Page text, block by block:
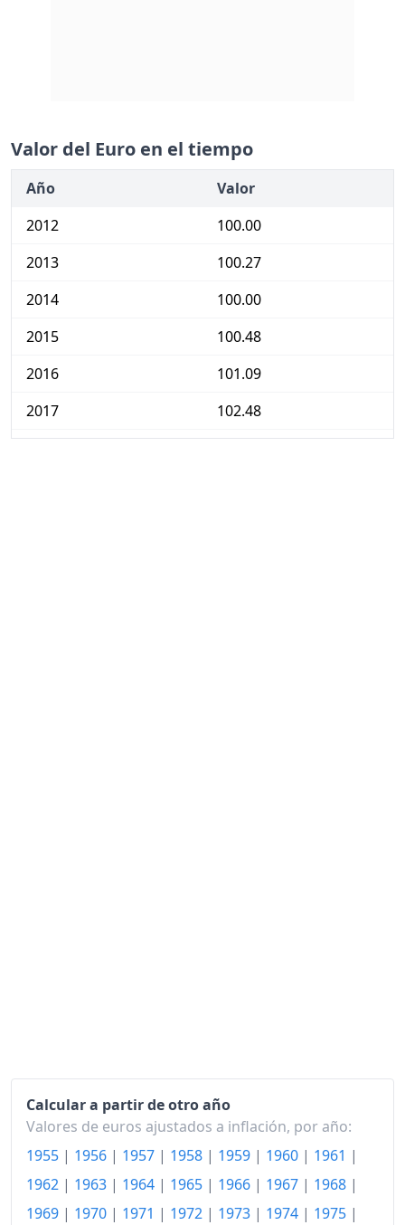
Valor del Euro en el tiempo
Año
Valor
2012
100.00
2013
100.27
2014
100.00
2015
100.48
2016
101.09
2017
102.48
Calcular a partir de otro año
Valores de euros ajustados a inflación, por año:
1955 | 1956 | 1957 | 1958 | 1959 | 1960 | 1961 |
1962 | 1963 | 1964 | 1965 | 1966 | 1967 | 1968 |
1969 | 1970 | 1971 | 1972 | 1973 | 1974 | 1975 |